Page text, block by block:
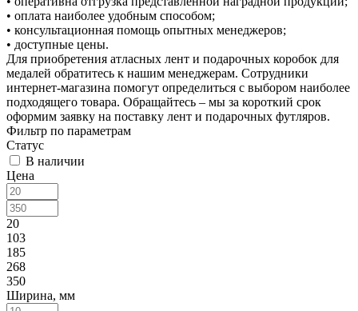
• оплата наиболее удобным способом;
• консультационная помощь опытных менеджеров;
• доступные цены.
Для приобретения атласных лент и подарочных коробок для
медалей обратитесь к нашим менеджерам. Сотрудники
интернет-магазина помогут определиться с выбором наиболее
подходящего товара. Обращайтесь – мы за короткий срок
оформим заявку на поставку лент и подарочных футляров.
Фильтр по параметрам
Статус
В наличии
Цена
20
103
185
268
350
Ширина, мм